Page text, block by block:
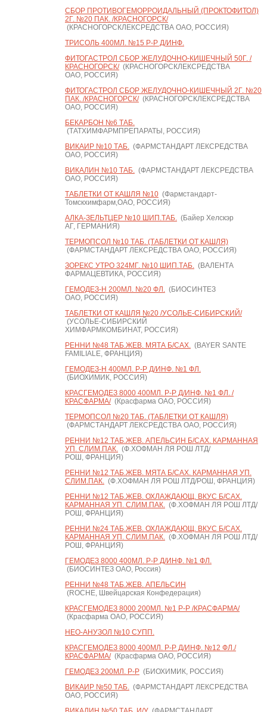
СБОР ПРОТИВОГЕМОРРОИДАЛЬНЫЙ (ПРОКТОФИТОЛ)
2Г. №20 ПАК. /КРАСНОГОРСК/
(КРАСНОГОРСКЛЕКСРЕДСТВА ОАО, РОССИЯ)
ТРИСОЛЬ 400МЛ. №15 Р-Р Д/ИНФ.
ФИТОГАСТРОЛ СБОР ЖЕЛУДОЧНО-КИШЕЧНЫЙ 50Г. /
КРАСНОГОРСК/(КРАСНОГОРСКЛЕКСРЕДСТВА
ОАО, РОССИЯ)
ФИТОГАСТРОЛ СБОР ЖЕЛУДОЧНО-КИШЕЧНЫЙ 2Г. №20
ПАК. /КРАСНОГОРСК/(КРАСНОГОРСКЛЕКСРЕДСТВА
ОАО, РОССИЯ)
БЕКАРБОН №6 ТАБ.
(ТАТХИМФАРМПРЕПАРАТЫ, РОССИЯ)
ВИКАИР №10 ТАБ.(ФАРМСТАНДАРТ ЛЕКСРЕДСТВА
ОАО, РОССИЯ)
ВИКАЛИН №10 ТАБ.(ФАРМСТАНДАРТ ЛЕКСРЕДСТВА
ОАО, РОССИЯ)
ТАБЛЕТКИ ОТ КАШЛЯ №10(Фармстандарт-
Томскхимфарм,ОАО, РОССИЯ)
АЛКА-ЗЕЛЬТЦЕР №10 ШИП.ТАБ.(Байер Хелскэр
АГ, ГЕРМАНИЯ)
ТЕРМОПСОЛ №10 ТАБ. (ТАБЛЕТКИ ОТ КАШЛЯ)
(ФАРМСТАНДАРТ ЛЕКСРЕДСТВА ОАО, РОССИЯ)
ЗОРЕКС УТРО 324МГ. №10 ШИП.ТАБ.(ВАЛЕНТА
ФАРМАЦЕВТИКА, РОССИЯ)
ГЕМОДЕЗ-Н 200МЛ. №20 ФЛ.(БИОСИНТЕЗ
ОАО, РОССИЯ)
ТАБЛЕТКИ ОТ КАШЛЯ №20 /УСОЛЬЕ-СИБИРСКИЙ/
(УСОЛЬЕ-СИБИРСКИЙ
ХИМФАРМКОМБИНАТ, РОССИЯ)
РЕННИ №48 ТАБ.ЖЕВ. МЯТА Б/САХ.(BAYER SANTE
FAMILIALE, ФРАНЦИЯ)
ГЕМОДЕЗ-Н 400МЛ. Р-Р Д/ИНФ. №1 ФЛ.
(БИОХИМИК, РОССИЯ)
КРАСГЕМОДЕЗ 8000 400МЛ. Р-Р Д/ИНФ. №1 ФЛ. /
КРАСФАРМА/(Красфарма ОАО, РОССИЯ)
ТЕРМОПСОЛ №20 ТАБ. (ТАБЛЕТКИ ОТ КАШЛЯ)
(ФАРМСТАНДАРТ ЛЕКСРЕДСТВА ОАО, РОССИЯ)
РЕННИ №12 ТАБ.ЖЕВ. АПЕЛЬСИН Б/САХ. КАРМАННАЯ
УП. СЛИМ.ПАК.(Ф.ХОФМАН ЛЯ РОШ ЛТД/
РОШ, ФРАНЦИЯ)
РЕННИ №12 ТАБ.ЖЕВ. МЯТА Б/САХ. КАРМАННАЯ УП.
СЛИМ.ПАК.(Ф.ХОФМАН ЛЯ РОШ ЛТД/РОШ, ФРАНЦИЯ)
РЕННИ №12 ТАБ.ЖЕВ. ОХЛАЖДАЮЩ. ВКУС Б/САХ.
КАРМАННАЯ УП. СЛИМ.ПАК.(Ф.ХОФМАН ЛЯ РОШ ЛТД/
РОШ, ФРАНЦИЯ)
РЕННИ №24 ТАБ.ЖЕВ. ОХЛАЖДАЮЩ. ВКУС Б/САХ.
КАРМАННАЯ УП. СЛИМ.ПАК.(Ф.ХОФМАН ЛЯ РОШ ЛТД/
РОШ, ФРАНЦИЯ)
ГЕМОДЕЗ 8000 400МЛ. Р-Р Д/ИНФ. №1 ФЛ.
(БИОСИНТЕЗ ОАО, Россия)
РЕННИ №48 ТАБ.ЖЕВ. АПЕЛЬСИН
(ROCHE, Швейцарская Конфедерация)
КРАСГЕМОДЕЗ 8000 200МЛ. №1 Р-Р /КРАСФАРМА/
(Красфарма ОАО, РОССИЯ)
НЕО-АНУЗОЛ №10 СУПП.
КРАСГЕМОДЕЗ 8000 400МЛ. Р-Р Д/ИНФ. №12 ФЛ./
КРАСФАРМА/(Красфарма ОАО, РОССИЯ)
ГЕМОДЕЗ 200МЛ. Р-Р(БИОХИМИК, РОССИЯ)
ВИКАИР №50 ТАБ.(ФАРМСТАНДАРТ ЛЕКСРЕДСТВА
ОАО, РОССИЯ)